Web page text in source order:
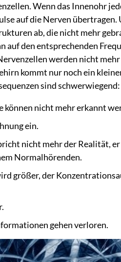
Wenn das Innenohr
auf die Nerven
ab, die nicht mehr
auf den entsprechenden
werden nicht
kommt nur noch ein
sind schwerwiegend:
können nicht mehr erkannt
ein.
nicht mehr der Realität,
Normalhörenden.
größer, der
gehen verloren.